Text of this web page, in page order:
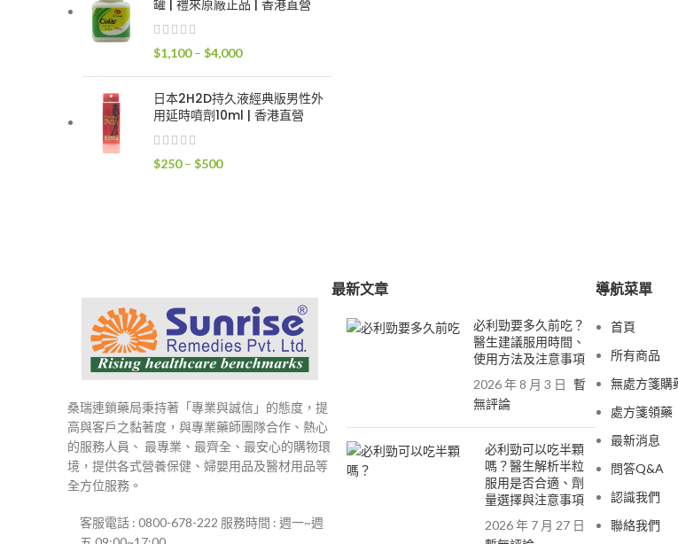
$2,100
罐 | 禮來原廠正品 | 香港直營
$1,100 – $4,000價
範
圍：
日本2H2D持久液經典版男性外
用延時噴劑10ml | 香港直營
$250 – $500價
桑瑞連鎖藥局秉持著「專業與誠信」的態度，提
高與客戶之黏著度，與專業藥師團隊合作、熱心
的服務人員、 最專業、最齊全、最安心的購物環
境，提供各式營養保健、婦嬰用品及醫材用品等
全方位服務。
客服電話 : 0800-678-222 服務時間 : 週一~週
最新文章
必利勁要多久前吃？
醫生建議服用時間、
使用方法及注意事項
2026 年 8 月 3 日 暫
無評論
必利勁可以吃半顆
嗎？醫生解析半粒
服用是否合適、劑
量選擇與注意事項
2026 年 7 月 27 日
導航菜單
首頁
所有商品
無處方箋購
處方箋領藥
最新消息
問答Q&A
認識我們
聯絡我們